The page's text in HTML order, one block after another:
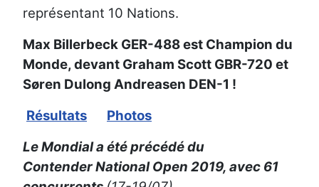
représentant 10 Nations.
Max Billerbeck GER-488 est Champion du
Monde, devant Graham Scott GBR-720 et
Søren Dulong Andreasen DEN-1 !
Résultats
Photos
Le Mondial a été précédé du
Contender National Open 2019, avec 61